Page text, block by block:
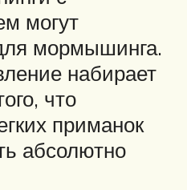
могут
мормышинга.
набирает
что
приманок
абсолютно